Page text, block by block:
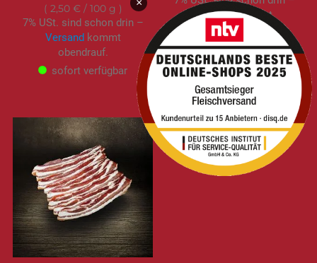
2,50 €/ 100 g
7% USt. sind schon drin –
Versandkommt
obendrauf.
sofort verfügbar
Versandkommt
obendrauf.
sofort verfügbar
×